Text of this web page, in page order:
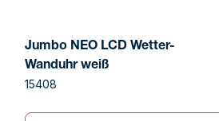
Jumbo NEO LCD Wetter-
Wanduhr weiß
15408